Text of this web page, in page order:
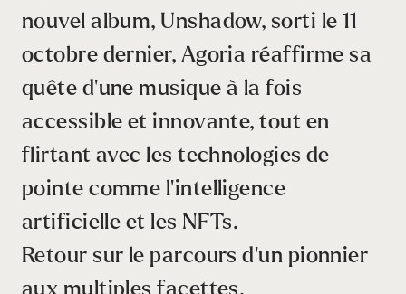
nouvel album, Unshadow, sorti le 11
octobre dernier, Agoria réaffirme sa
quête d’une musique à la fois
accessible et innovante, tout en
flirtant avec les technologies de
pointe comme l’intelligence
artificielle et les NFTs.
Retour sur le parcours d’un pionnier
aux multiples facettes.